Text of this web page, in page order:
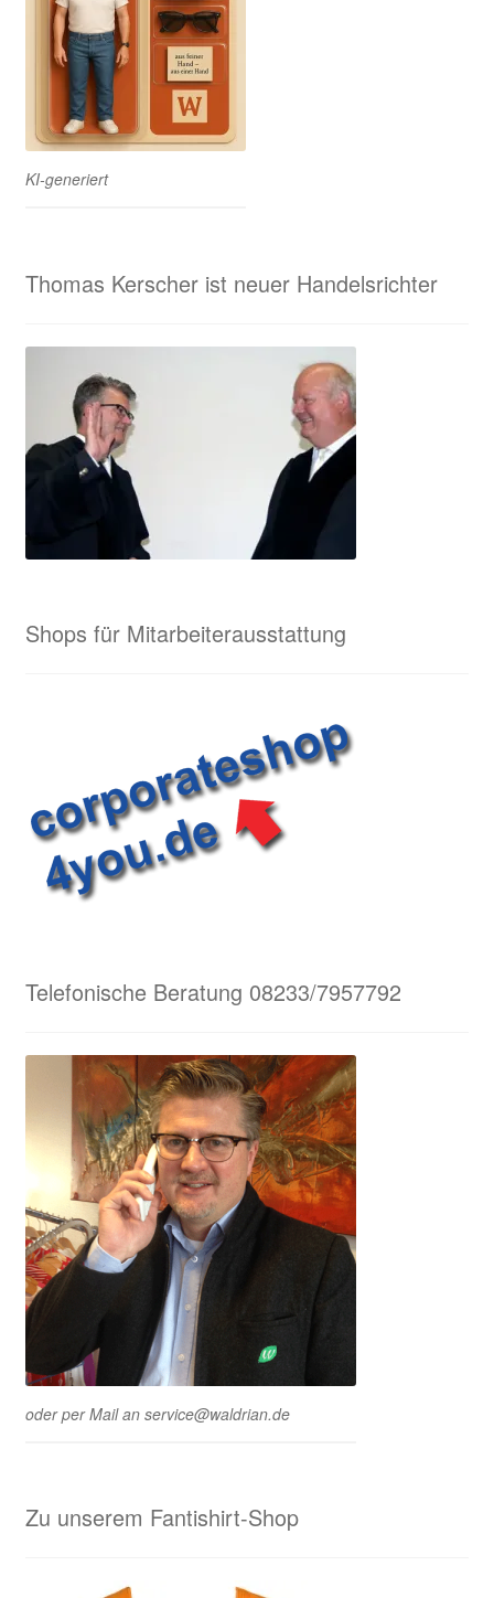
KI-generiert
Thomas Kerscher ist neuer Handelsrichter
Shops für Mitarbeiterausstattung
Telefonische Beratung 08233/7957792
oder per Mail an service@waldrian.de
Zu unserem Fantishirt-Shop